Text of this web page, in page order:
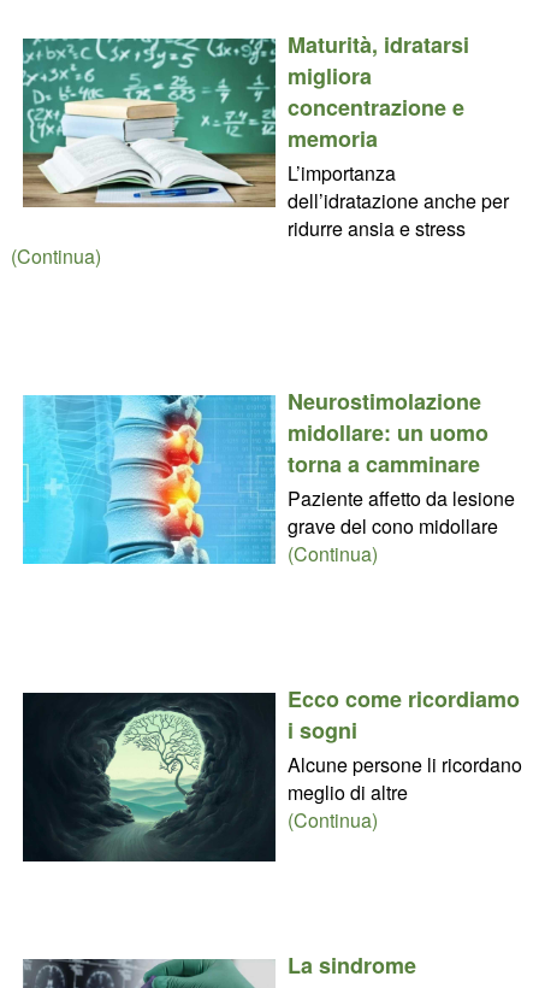
Maturità, idratarsi
migliora
concentrazione e
memoria
L’importanza
dell’idratazione anche per
ridurre ansia e stress
(Continua)
Neurostimolazione
midollare: un uomo
torna a camminare
Paziente affetto da lesione
grave del cono midollare
(Continua)
Ecco come ricordiamo
i sogni
Alcune persone li ricordano
meglio di altre
(Continua)
La sindrome